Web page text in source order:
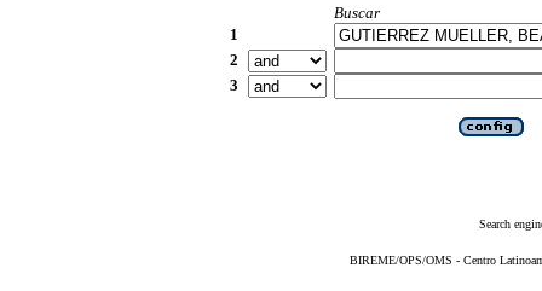
Buscar
1
2
3
Search
BIREME/OPS/OMS - Centro